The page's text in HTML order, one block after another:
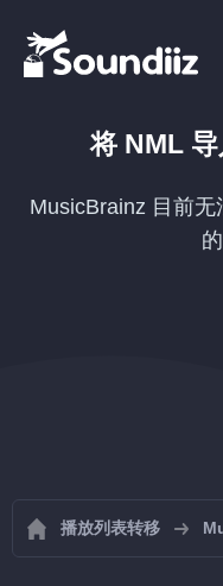
将 NML 导
MusicBrainz 目前
播放列表转移